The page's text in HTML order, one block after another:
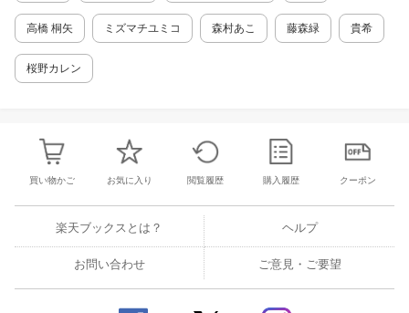
高橋 桐矢 ミズマチユミコ 森村あこ 藤森緑 貴希
桜野カレン
買い物かご お気に入り 閲覧履歴 購入履歴 クーポン
楽天ブックスとは？ ヘルプ
お問い合わせ ご意見・ご要望